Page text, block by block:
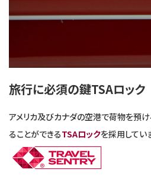
旅行に必須の鍵TSAロック
アメリカ及びカナダの空港で荷物を預
ることができるTSAロックを採用してい